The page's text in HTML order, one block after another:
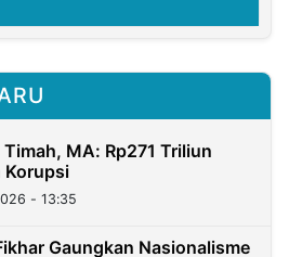
Timah, MA: Rp271 Triliun
Korupsi
- 13:35
Gaungkan Nasionalisme